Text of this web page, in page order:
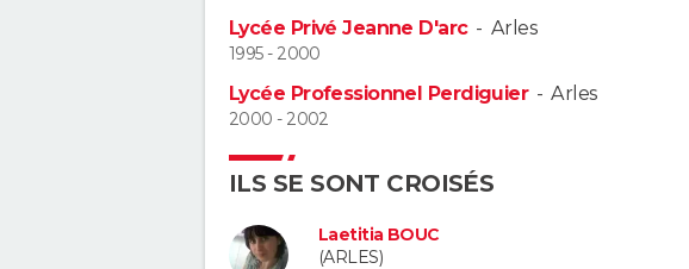
Lycée Privé Jeanne D'arc- Arles
1995 - 2000
Lycée Professionnel Perdiguier-Arles
2000 - 2002
ILS SE SONT CROISÉS
Laetitia BOUC
(ARLES)